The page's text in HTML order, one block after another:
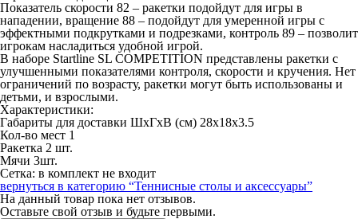
Показатель скорости 82 – ракетки подойдут для игры в
нападении, вращение 88 – подойдут для умеренной игры с
эффектными подкрутками и подрезками, контроль 89 – позволит
игрокам насладиться удобной игрой.
В наборе Startline SL COMPETITION представлены ракетки с
улучшенными показателями контроля, скорости и кручения. Нет
ограничений по возрасту, ракетки могут быть использованы и
детьми, и взрослыми.
Характеристики:
Габариты для доставки ШхГхВ (см) 28x18x3.5
Кол-во мест 1
Ракетка 2 шт.
Мячи 3шт.
Сетка: в комплект не входит
вернуться в категорию “Теннисные столы и аксессуары”
На данный товар пока нет отзывов.
Оставьте свой отзыв и будьте первыми.